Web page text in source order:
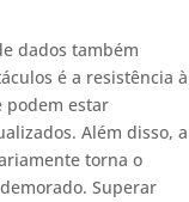
dados também
é a resistência à
podem estar
Além disso, a
torna o
Superar